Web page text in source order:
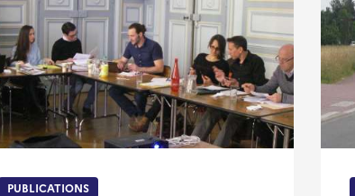
PUBLICATIONS